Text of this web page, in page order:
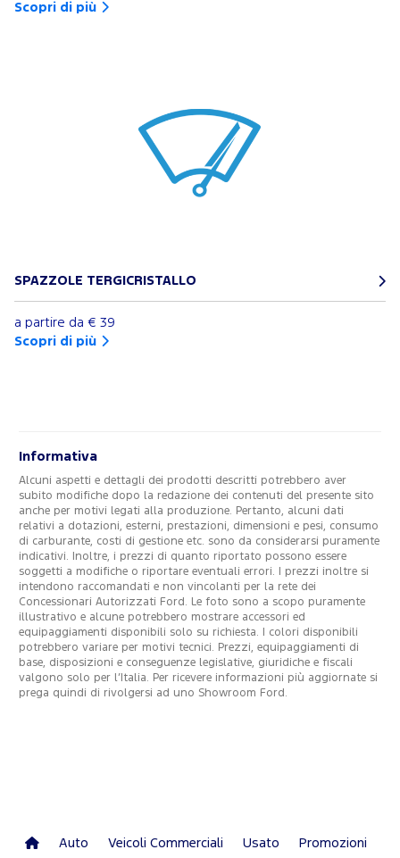
Scopri di più
SPAZZOLE TERGICRISTALLO
a partire da € 39
Scopri di più
Informativa
Alcuni aspetti e dettagli dei prodotti descritti potrebbero aver
subito modifiche dopo la redazione dei contenuti del presente sito
anche per motivi legati alla produzione. Pertanto, alcuni dati
relativi a dotazioni, esterni, prestazioni, dimensioni e pesi, consumo
di carburante, costi di gestione etc. sono da considerarsi puramente
indicativi. Inoltre, i prezzi di quanto riportato possono essere
soggetti a modifiche o riportare eventuali errori. I prezzi inoltre si
intendono raccomandati e non vincolanti per la rete dei
Concessionari Autorizzati Ford. Le foto sono a scopo puramente
illustrativo e alcune potrebbero mostrare accessori ed
equipaggiamenti disponibili solo su richiesta. I colori disponibili
potrebbero variare per motivi tecnici. Prezzi, equipaggiamenti di
base, disposizioni e conseguenze legislative, giuridiche e fiscali
valgono solo per l’Italia. Per ricevere informazioni più aggiornate si
prega quindi di rivolgersi ad uno Showroom Ford.
Auto Veicoli Commerciali Usato Promozioni